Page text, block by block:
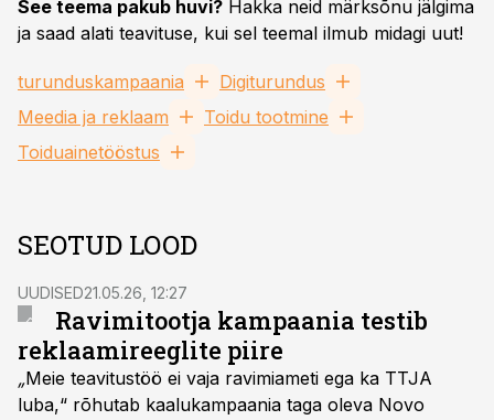
See teema pakub huvi? Hakka neid märksõnu jälgima
ja saad alati teavituse, kui sel teemal ilmub midagi uut!
turunduskampaania
Digiturundus
Meedia ja reklaam
Toidu tootmine
Toiduainetööstus
SEOTUD LOOD
UUDISED21.05.26, 12:27
Ravimitootja kampaania testib
reklaamireeglite piire
„Meie teavitustöö ei vaja ravimiameti ega ka TTJA
luba,“ rõhutab kaalukampaania taga oleva Novo